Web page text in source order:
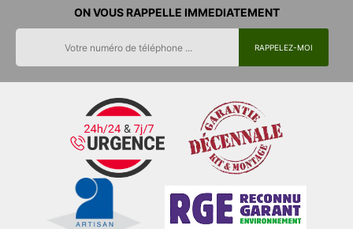
ON VOUS RAPPELLE IMMEDIATEMENT